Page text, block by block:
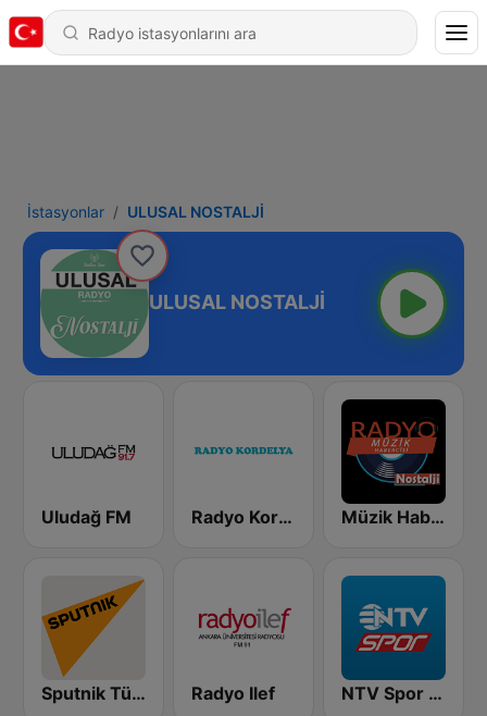
İstasyonlar ULUSAL NOSTALJİ
ULUSAL NOSTALJİ
Uludağ FM Radyo Kordelya Müzik Habercisi Nostalji
Sputnik Türkiye (Sputnik International Turkish) Radyo Ilef NTV Spor Radyo